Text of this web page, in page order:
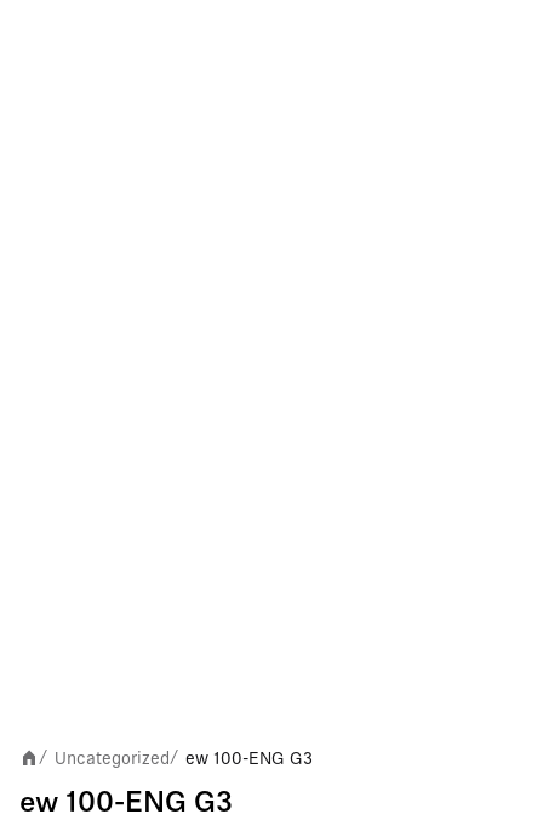
/ Uncategorized / ew 100-ENG G3
ew 100-ENG G3